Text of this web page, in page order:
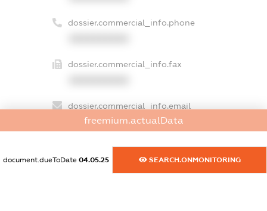
dossier.commercial_info.phone
dossier.commercial_info.fax
dossier.commercial_info.email
XXXXXXXXXX
dossier.commercial_info.website
XXXXXXXXXX
freemium.actualData
document.dueToDate 04.05.25 SEARCH.ONMONITORING